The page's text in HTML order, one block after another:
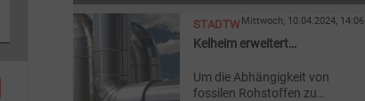
STADTWERKEMittwoch, 10.04.2024, 14:06
Kelheim erweitert
Pufferspeicher
Um die Abhängigkeit von
fossilen Rohstoffen zu